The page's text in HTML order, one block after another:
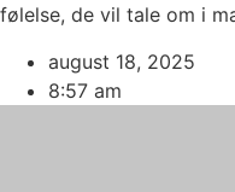
følelse, de vil tale om i
august 18, 2025
8:57 am